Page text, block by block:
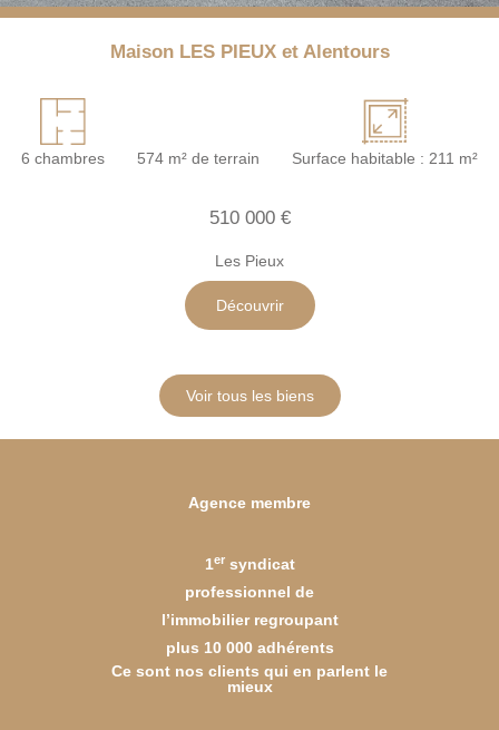
Maison LES PIEUX et Alentours
6 chambres 574 m² de terrain Surface habitable : 211 m²
510 000 €
Les Pieux
Découvrir
Voir tous les biens
Agence membre
1ersyndicat
professionnel de
l’immobilier regroupant
plus 10 000 adhérents
Ce sont nos clients qui en parlent le
mieux